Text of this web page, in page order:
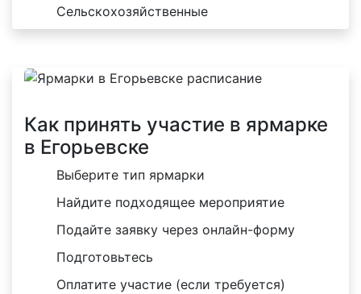
Сельскохозяйственные
Как принять участие в ярмарке
в Егорьевске
Выберите тип ярмарки
Найдите подходящее мероприятие
Подайте заявку через онлайн-форму
Подготовьтесь
Оплатите участие (если требуется)